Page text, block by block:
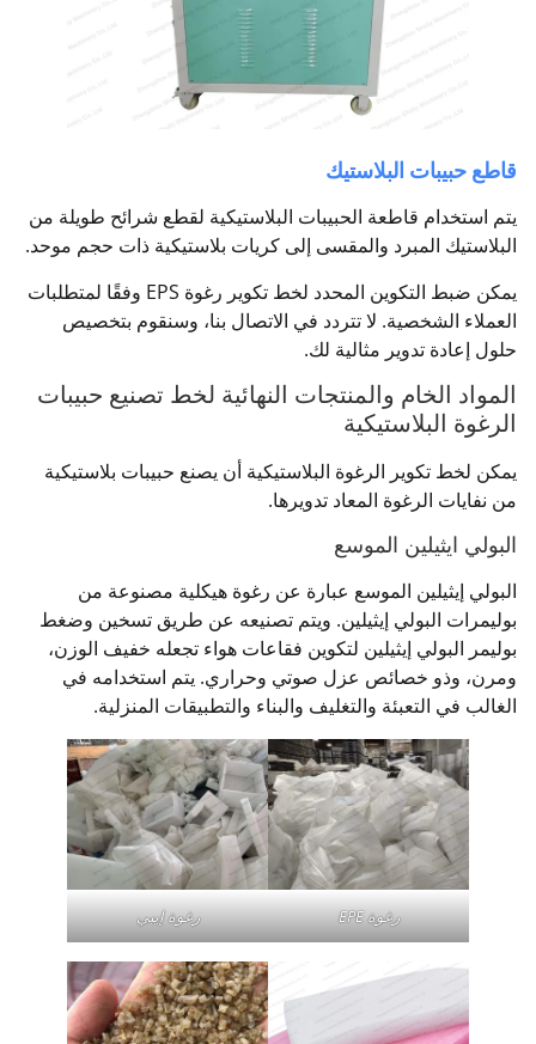
قاطع حبيبات البلاستيك
يتم استخدام قاطعة الحبيبات البلاستيكية لقطع شرائح طويلة من
البلاستيك المبرد والمقسى إلى كريات بلاستيكية ذات حجم موحد.
يمكن ضبط التكوين المحدد لخط تكوير رغوة EPS وفقًا لمتطلبات
العملاء الشخصية. لا تتردد في الاتصال بنا، وسنقوم بتخصيص
حلول إعادة تدوير مثالية لك.
المواد الخام والمنتجات النهائية لخط تصنيع حبيبات
الرغوة البلاستيكية
يمكن لخط تكوير الرغوة البلاستيكية أن يصنع حبيبات بلاستيكية
من نفايات الرغوة المعاد تدويرها.
البولي ايثيلين الموسع
البولي إيثيلين الموسع عبارة عن رغوة هيكلية مصنوعة من
بوليمرات البولي إيثيلين. ويتم تصنيعه عن طريق تسخين وضغط
بوليمر البولي إيثيلين لتكوين فقاعات هواء تجعله خفيف الوزن،
ومرن، وذو خصائص عزل صوتي وحراري. يتم استخدامه في
الغالب في التعبئة والتغليف والبناء والتطبيقات المنزلية.
رغوة EPE رغوة إيبي